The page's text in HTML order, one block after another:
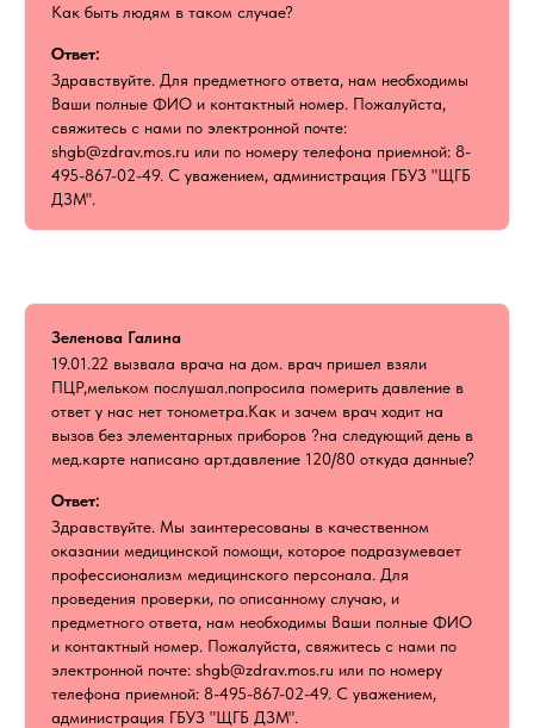
Как быть людям в таком случае?
Ответ:
Здравствуйте. Для предметного ответа, нам необходимы
Ваши полные ФИО и контактный номер. Пожалуйста,
свяжитесь с нами по электронной почте:
shgb@zdrav.mos.ru или по номеру телефона приемной: 8-
495-867-02-49. С уважением, администрация ГБУЗ "ЩГБ
ДЗМ".
Зеленова Галина
19.01.22 вызвала врача на дом. врач пришел взяли
ПЦР,мельком послушал.попросила померить давление в
ответ у нас нет тонометра.Как и зачем врач ходит на
вызов без элементарных приборов ?на следующий день в
мед.карте написано арт.давление 120/80 откуда данные?
Ответ:
Здравствуйте. Мы заинтересованы в качественном
оказании медицинской помощи, которое подразумевает
профессионализм медицинского персонала. Для
проведения проверки, по описанному случаю, и
предметного ответа, нам необходимы Ваши полные ФИО
и контактный номер. Пожалуйста, свяжитесь с нами по
электронной почте: shgb@zdrav.mos.ru или по номеру
телефона приемной: 8-495-867-02-49. С уважением,
администрация ГБУЗ "ЩГБ ДЗМ".